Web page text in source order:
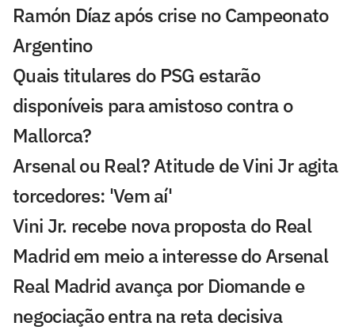
Ramón Díaz após crise no Campeonato
Argentino
Quais titulares do PSG estarão
disponíveis para amistoso contra o
Mallorca?
Arsenal ou Real? Atitude de Vini Jr agita
torcedores: 'Vem aí'
Vini Jr. recebe nova proposta do Real
Madrid em meio a interesse do Arsenal
Real Madrid avança por Diomande e
negociação entra na reta decisiva